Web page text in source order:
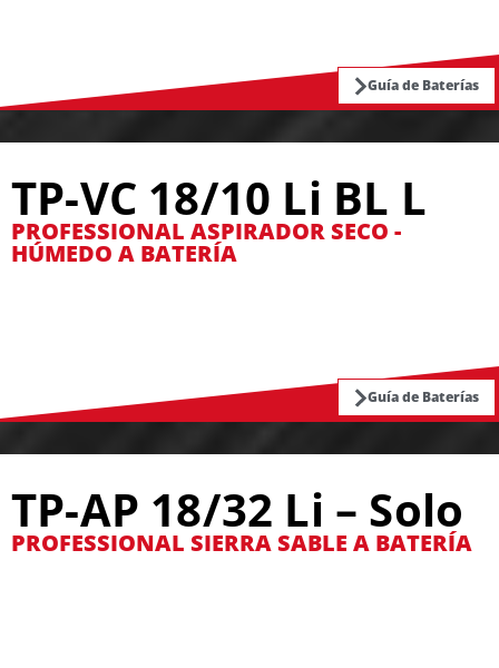
Guía de Baterías
TP-VC 18/10 Li BL L
PROFESSIONAL ASPIRADOR SECO -
HÚMEDO A BATERÍA
Guía de Baterías
TP-AP 18/32 Li – Solo
PROFESSIONAL SIERRA SABLE A BATERÍA